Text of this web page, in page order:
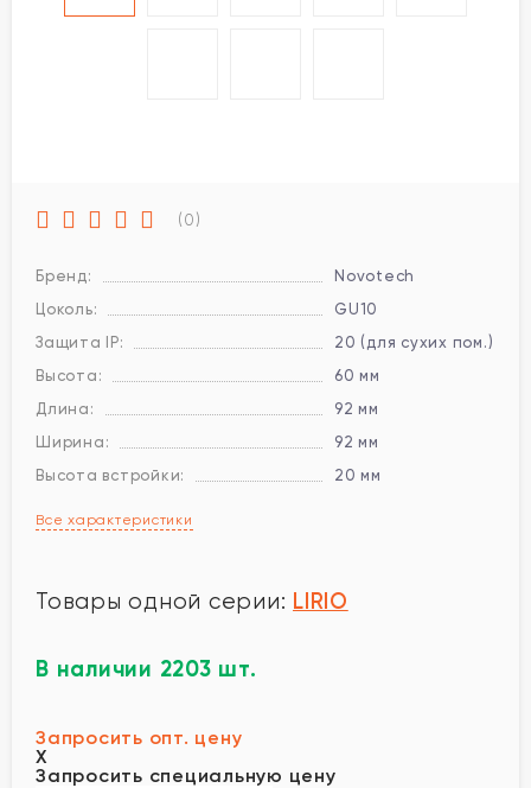
(0)
Бренд:
Novotech
Цоколь:
GU10
Защита IP:
20 (для сухих пом.)
Высота:
60 мм
Длина:
92 мм
Ширина:
92 мм
Высота встройки:
20 мм
Все характеристики
Товары одной серии: LIRIO
В наличии 2203 шт.
Запросить опт. цену
X
Запросить специальную цену